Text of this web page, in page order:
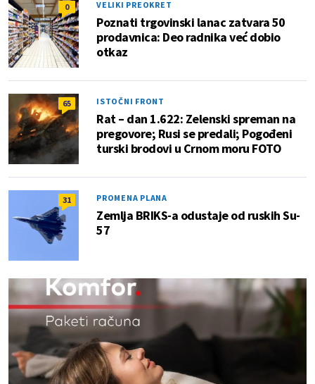
0 VELIKI PREOKRET
Poznati trgovinski lanac zatvara 50
prodavnica: Deo radnika već dobio
otkaz
65 ISTOČNI FRONT
Rat – dan 1.622: Zelenski spreman na
pregovore; Rusi se predali; Pogođeni
turski brodovi u Crnom moru FOTO
31 PROMENA PLANA
Zemlja BRIKS-a odustaje od ruskih Su-
57